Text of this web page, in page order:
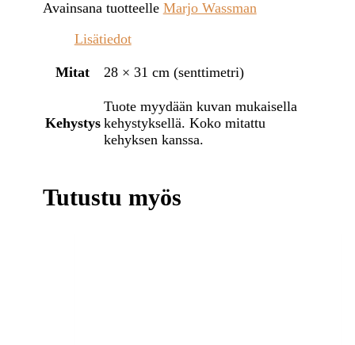
Avainsana tuotteelle Marjo Wassman
Lisätiedot
Mitat 28 × 31 cm (senttimetri)
Kehystys
Tuote myydään kuvan mukaisella
kehystyksellä. Koko mitattu
kehyksen kanssa.
Tutustu myös